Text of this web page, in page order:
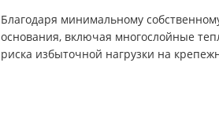
Благодаря минимальному
основания, включая многослойные
риска избыточной нагрузки на